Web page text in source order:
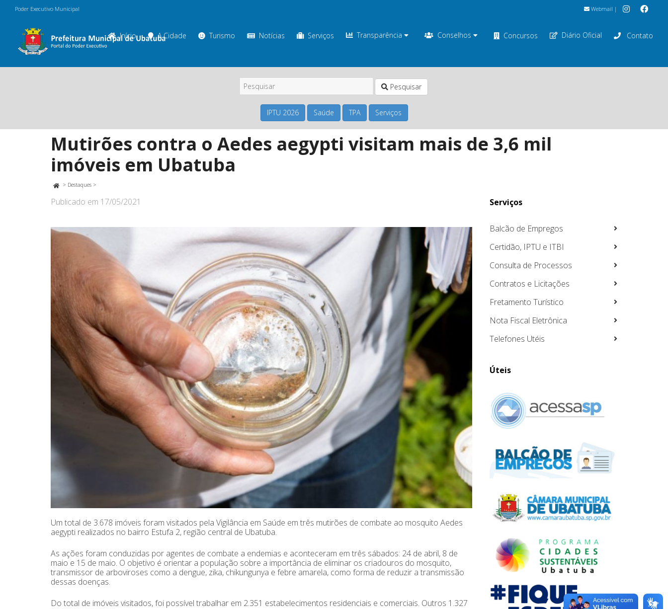
Poder Executivo Municipal Webmail |
Início A Cidade Turismo Notícias Serviços Transparência Conselhos Concursos Diário Oficial Contato
Pesquisar
IPTU 2026 Saúde TPA Serviços
Mutirões contra o Aedes aegypti visitam mais de 3,6 mil
imóveis em Ubatuba
> Destaques >
Publicado em 17/05/2021
Um total de 3.678 imóveis foram visitados pela Vigilância em Saúde em três mutirões de combate ao mosquito Aedes
aegypti realizados no bairro Estufa 2, região central de Ubatuba.
As ações foram conduzidas por agentes de combate a endemias e aconteceram em três sábados: 24 de abril, 8 de
maio e 15 de maio. O objetivo é orientar a população sobre a importância de eliminar os criadouros do mosquito,
transmissor de arboviroses como a dengue, zika, chikungunya e febre amarela, como forma de reduzir a transmissão
dessas doenças.
Do total de imóveis visitados, foi possível trabalhar em 2.351 estabelecimentos residenciais e comerciais. Outros 1.327
Serviços
Balcão de Empregos
Certidão, IPTU e ITBI
Consulta de Processos
Contratos e Licitações
Fretamento Turístico
Nota Fiscal Eletrônica
Telefones Utéis
Úteis